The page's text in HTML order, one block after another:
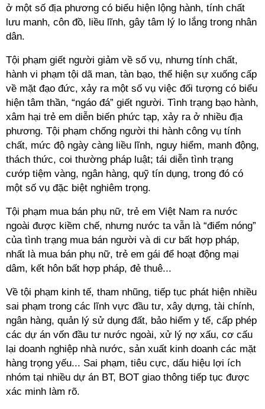
ở một số địa phương có biểu hiện lộng hành, tính chất
lưu manh, côn đồ, liều lĩnh, gây tâm lý lo lắng trong nhân
dân.
Tội phạm giết người giảm về số vụ, nhưng tính chất,
hành vi phạm tội dã man, tàn bạo, thể hiện sự xuống cấp
về mặt đạo đức, xảy ra một số vụ việc đối tượng có biểu
hiện tâm thần, “ngáo đá” giết người. Tình trạng bạo hành,
xâm hại trẻ em diễn biến phức tạp, xảy ra ở nhiều địa
phương. Tội phạm chống người thi hành công vụ tính
chất, mức độ ngày càng liều lĩnh, nguy hiểm, manh động,
thách thức, coi thường pháp luật; tái diễn tình trạng
cướp tiệm vàng, ngân hàng, quỹ tín dụng, trong đó có
một số vụ đặc biệt nghiêm trọng.
Tội phạm mua bán phụ nữ, trẻ em Việt Nam ra nước
ngoài được kiềm chế, nhưng nước ta vẫn là “điểm nóng”
của tình trạng mua bán người và di cư bất hợp pháp,
nhất là mua bán phụ nữ, trẻ em gái để hoạt động mại
dâm, kết hôn bất hợp pháp, đẻ thuê...
Về tội phạm kinh tế, tham nhũng, tiếp tục phát hiện nhiều
sai phạm trong các lĩnh vực đầu tư, xây dựng, tài chính,
ngân hàng, quản lý sử dụng đất, bảo hiểm y tế, cấp phép
các dự án vốn đầu tư nước ngoài, xử lý nợ xấu, cơ cấu
lại doanh nghiệp nhà nước, sản xuất kinh doanh các mặt
hàng trọng yếu... Sai phạm, tiêu cực, dấu hiệu lợi ích
nhóm tại nhiều dự án BT, BOT giao thông tiếp tục được
xác minh làm rõ.